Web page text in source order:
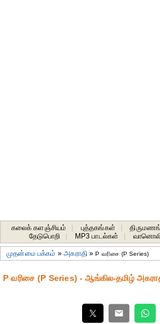
கலைக் களஞ்சியம் புத்தகங்கள்
தேடுபொறி
MP3 பாடல்கள்
முதன்மை பக்கம் »அகராதி»P வரிசை (P Series)
P வரிசை (P Series) - ஆங்கில-தமிழ்